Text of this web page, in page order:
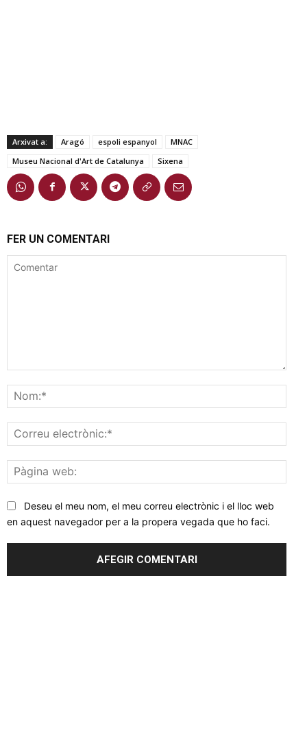
Arxivat a: Aragó espoli espanyol
MNAC
Museu Nacional d'Art de Catalunya
Sixena
FER UN COMENTARI
web:
Deseu el meu nom, el meu correu electrònic i el lloc web
en aquest navegador per a la propera vegada que ho faci.